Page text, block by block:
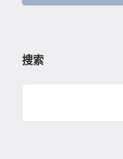
搜索